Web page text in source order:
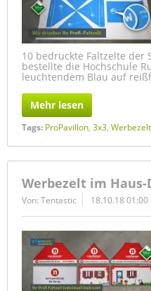
10 bedruckte Faltzelte der
bestellte die Hochschule
leuchtendem Blau auf
Mehr lesen
Tags: ProPavillon, 3x3, Werbezelt
Werbezelt im Haus-
Von: Tentastic 18.10.18 01:00